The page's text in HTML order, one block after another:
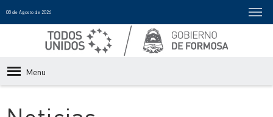
08 de Agosto de 2026
Menu